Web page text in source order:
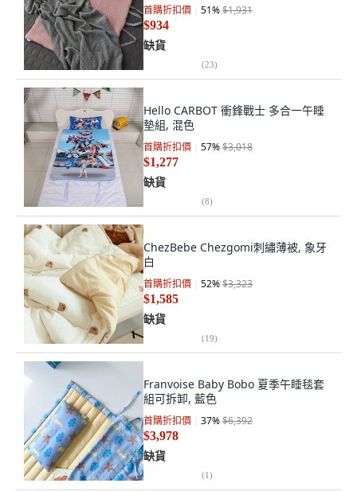
首購折扣價 51%$1,931
$934
缺貨
(23)
Hello CARBOT 衝鋒戰士 多合一午睡
墊組, 混色
首購折扣價 57%$3,018
$1,277
缺貨
(8)
ChezBebe Chezgomi刺繡薄被, 象牙
白
首購折扣價 52%$3,323
$1,585
缺貨
(19)
Franvoise Baby Bobo 夏季午睡毯套
組可拆卸, 藍色
首購折扣價 37%$6,392
$3,978
缺貨
(1)